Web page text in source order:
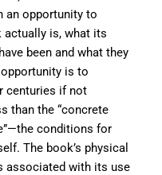
an opportunity to
actually is, what its
been and what they
is to
centuries if not
than the “concrete
conditions for
The book’s physical
associated with its use